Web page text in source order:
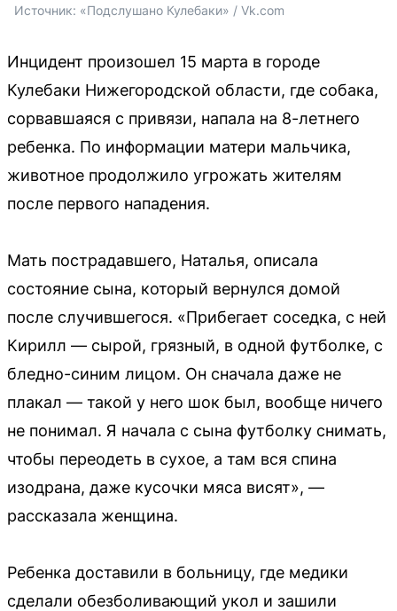
Источник: «Подслушано Кулебаки» / Vk.com
Инцидент произошел 15 марта в городе
Кулебаки Нижегородской области, где собака,
сорвавшаяся с привязи, напала на 8-летнего
ребенка. По информации матери мальчика,
животное продолжило угрожать жителям
после первого нападения.
Мать пострадавшего, Наталья, описала
состояние сына, который вернулся домой
после случившегося. «Прибегает соседка, с ней
Кирилл — сырой, грязный, в одной футболке, с
бледно-синим лицом. Он сначала даже не
плакал — такой у него шок был, вообще ничего
не понимал. Я начала с сына футболку снимать,
чтобы переодеть в сухое, а там вся спина
изодрана, даже кусочки мяса висят», —
рассказала женщина.
Ребенка доставили в больницу, где медики
сделали обезболивающий укол и зашили